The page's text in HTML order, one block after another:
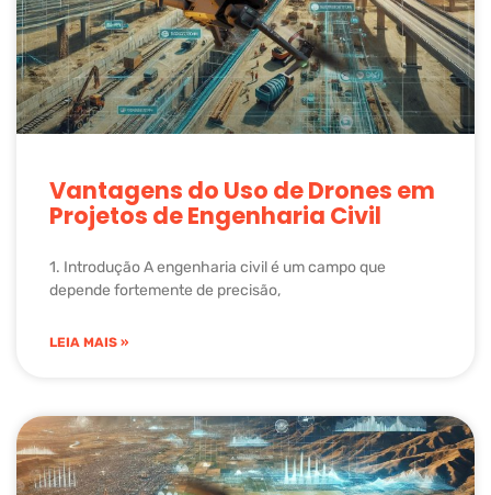
Vantagens do Uso de Drones em
Projetos de Engenharia Civil
1. Introdução A engenharia civil é um campo que
depende fortemente de precisão,
LEIA MAIS »